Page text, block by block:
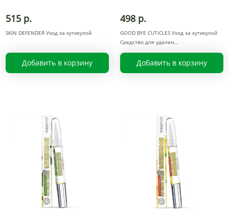
515 р.
SKIN DEFENDER Уход за кутикулой
Добавить в корзину
498 р.
GOOD BYE CUTICLES Уход за кутикулой
Средство для удален
Добавить в корзину